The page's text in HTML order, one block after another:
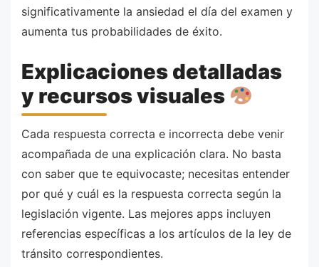
significativamente la ansiedad el día del examen y
aumenta tus probabilidades de éxito.
Explicaciones detalladas
y recursos visuales
Cada respuesta correcta e incorrecta debe venir
acompañada de una explicación clara. No basta
con saber que te equivocaste; necesitas entender
por qué y cuál es la respuesta correcta según la
legislación vigente. Las mejores apps incluyen
referencias específicas a los artículos de la ley de
tránsito correspondientes.